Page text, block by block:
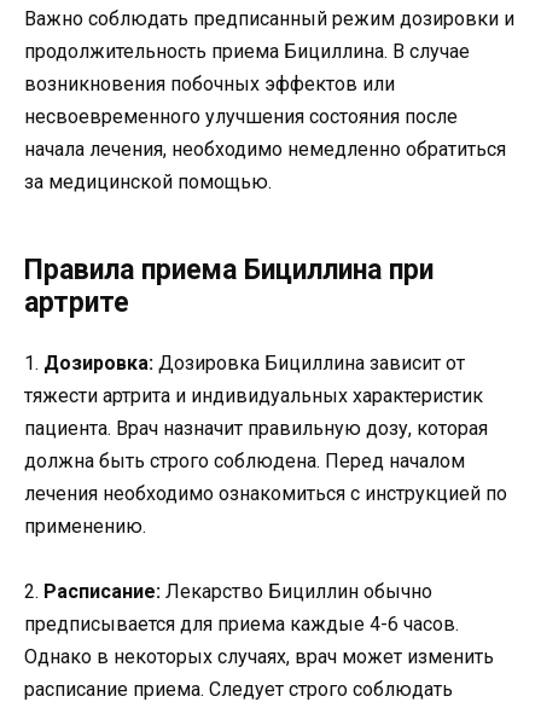
Важно соблюдать предписанный режим дозировки и
продолжительность приема Бициллина. В случае
возникновения побочных эффектов или
несвоевременного улучшения состояния после
начала лечения, необходимо немедленно обратиться
за медицинской помощью.
Правила приема Бициллина при
артрите
1. Дозировка: Дозировка Бициллина зависит от
тяжести артрита и индивидуальных характеристик
пациента. Врач назначит правильную дозу, которая
должна быть строго соблюдена. Перед началом
лечения необходимо ознакомиться с инструкцией по
применению.
2. Расписание: Лекарство Бициллин обычно
предписывается для приема каждые 4-6 часов.
Однако в некоторых случаях, врач может изменить
расписание приема. Следует строго соблюдать